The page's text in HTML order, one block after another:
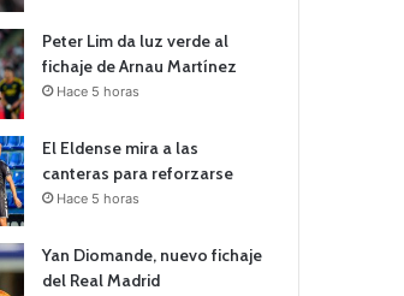
Peter Lim da luz verde al
fichaje de Arnau Martínez
Hace 5 horas
El Eldense mira a las
canteras para reforzarse
Hace 5 horas
Yan Diomande, nuevo fichaje
del Real Madrid